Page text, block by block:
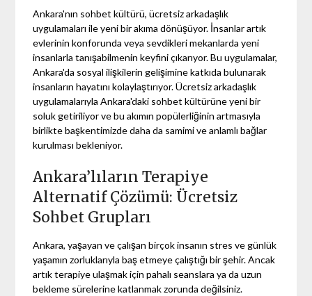
Ankara'nın sohbet kültürü, ücretsiz arkadaşlık
uygulamaları ile yeni bir akıma dönüşüyor. İnsanlar artık
evlerinin konforunda veya sevdikleri mekanlarda yeni
insanlarla tanışabilmenin keyfini çıkarıyor. Bu uygulamalar,
Ankara'da sosyal ilişkilerin gelişimine katkıda bulunarak
insanların hayatını kolaylaştırıyor. Ücretsiz arkadaşlık
uygulamalarıyla Ankara'daki sohbet kültürüne yeni bir
soluk getiriliyor ve bu akımın popülerliğinin artmasıyla
birlikte başkentimizde daha da samimi ve anlamlı bağlar
kurulması bekleniyor.
Ankara’lıların Terapiye
Alternatif Çözümü: Ücretsiz
Sohbet Grupları
Ankara, yaşayan ve çalışan birçok insanın stres ve günlük
yaşamın zorluklarıyla baş etmeye çalıştığı bir şehir. Ancak
artık terapiye ulaşmak için pahalı seanslara ya da uzun
bekleme sürelerine katlanmak zorunda değilsiniz.